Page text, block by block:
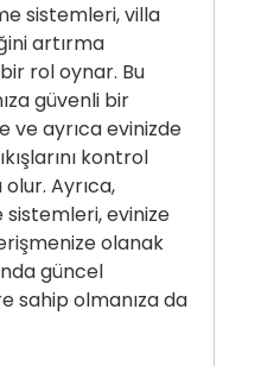
sistemleri, villa
artırma
rol oynar. Bu
güvenli bir
ve ayrıca evinizde
kontrol
Ayrıca,
evinize
olanak
güncel
sahip olmanıza da